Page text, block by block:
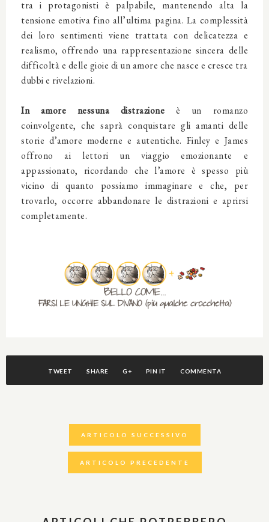
tra i protagonisti è palpabile, mantenendo alta la
tensione emotiva fino all’ultima pagina. La complessità
dei loro sentimenti viene trattata con delicatezza e
realismo, offrendo una rappresentazione sincera delle
difficoltà e delle gioie di un amore che nasce e cresce tra
dubbi e rivelazioni.
In amore nessuna distrazione è un romanzo
coinvolgente, che saprà conquistare gli amanti delle
storie d’amore moderne e autentiche. Finley e James
offrono ai lettori un viaggio emozionante e
appassionato, ricordando che l’amore è spesso più
vicino di quanto possiamo immaginare e che, per
trovarlo, occorre abbandonare le distrazioni e aprirsi
completamente.
TWEET SHARE G+ PIN IT COMMENTA
ARTICOLO SUCCESSIVO
ARTICOLO PRECEDENTE